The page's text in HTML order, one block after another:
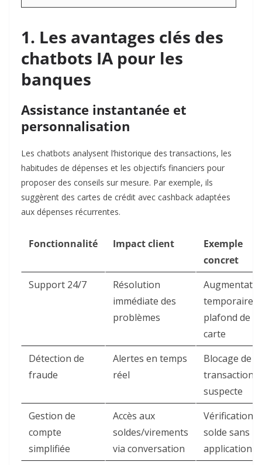
1. Les avantages clés des
chatbots IA pour les
banques
Assistance instantanée et
personnalisation
Les chatbots analysent l’historique des transactions, les
habitudes de dépenses et les objectifs financiers pour
proposer des conseils sur mesure. Par exemple, ils
suggèrent des cartes de crédit avec cashback adaptées
aux dépenses récurrentes.
Fonctionnalité Impact client
Exemple
concret
Support 24/7
Résolution
immédiate des
problèmes
temporaire
plafond de
carte
Détection de
fraude
Alertes en temps
réel
Blocage de
transaction
suspecte
Gestion de
compte
simplifiée
Accès aux
soldes/virements
via conversation
Vérification
solde sans
application